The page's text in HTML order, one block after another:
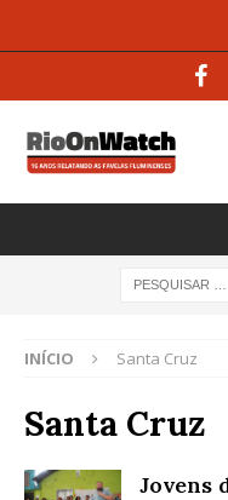
INÍCIO Santa Cruz
Santa Cruz
Jovens